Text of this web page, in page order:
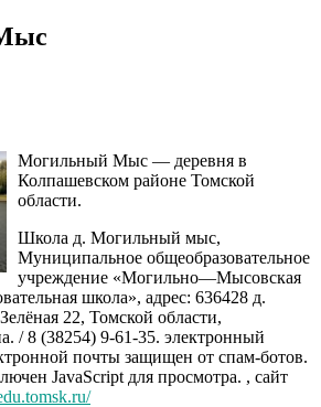
Могильный Мыс — деревня в
Колпашевском районе Томской
области.
Школа д. Могильный мыс,
Муниципальное общеобразовательное
учреждение «Могильно—Мысовская
школа», адрес: 636428 д.
22, Томской области,
/ 8 (38254) 9-61-35. электронный
почты защищен от спам-ботов.
JavaScript для просмотра. , сайт